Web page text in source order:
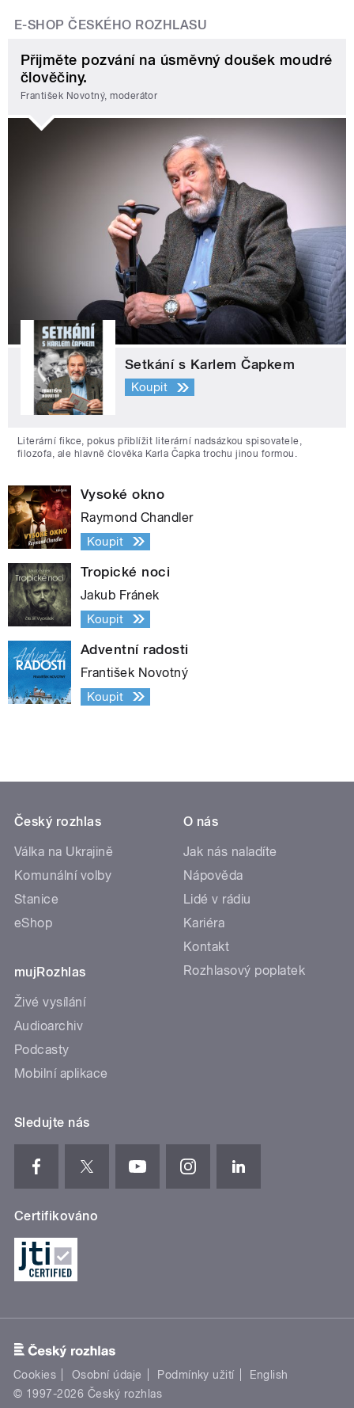
E-SHOP ČESKÉHO ROZHLASU
Přijměte pozvání na úsměvný doušek moudré
člověčiny.
František Novotný, moderátor
Setkání s Karlem Čapkem
Koupit
Literární fikce, pokus přiblížit literární nadsázkou spisovatele,
filozofa, ale hlavně člověka Karla Čapka trochu jinou formou.
Vysoké okno
Raymond Chandler
Koupit
Tropické noci
Jakub Fránek
Koupit
Adventní radosti
František Novotný
Koupit
Český rozhlas
Válka na Ukrajině
Komunální volby
Stanice
eShop
mujRozhlas
Živé vysílání
Audioarchiv
Podcasty
Mobilní aplikace
O nás
Jak nás naladíte
Nápověda
Lidé v rádiu
Kariéra
Kontakt
Rozhlasový poplatek
Sledujte nás
Certifikováno
Cookies Osobní údaje Podmínky užití
English
© 1997-2026 Český rozhlas